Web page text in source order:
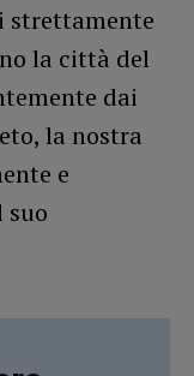
strettamente
la città del
dai
la nostra
e
suo